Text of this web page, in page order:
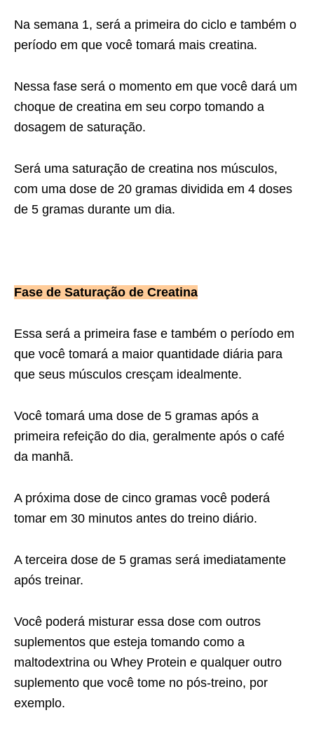
Na semana 1, será a primeira do ciclo e também o
período em que você tomará mais creatina.
Nessa fase será o momento em que você dará um
choque de creatina em seu corpo tomando a
dosagem de saturação.
Será uma saturação de creatina nos músculos,
com uma dose de 20 gramas dividida em 4 doses
de 5 gramas durante um dia.
Fase de Saturação de Creatina
Essa será a primeira fase e também o período em
que você tomará a maior quantidade diária para
que seus músculos cresçam idealmente.
Você tomará uma dose de 5 gramas após a
primeira refeição do dia, geralmente após o café
da manhã.
A próxima dose de cinco gramas você poderá
tomar em 30 minutos antes do treino diário.
A terceira dose de 5 gramas será imediatamente
após treinar.
Você poderá misturar essa dose com outros
suplementos que esteja tomando como a
maltodextrina ou Whey Protein e qualquer outro
suplemento que você tome no pós-treino, por
exemplo.